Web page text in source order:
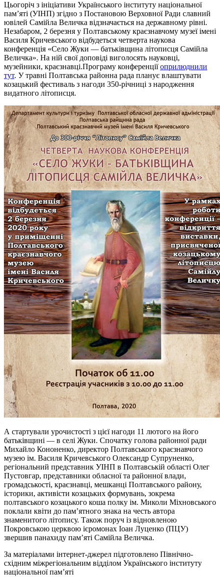
Цьогоріч з ініціативи Українського інституту національної
пам’яті (УІНП) згідно з Постановою Верховної Ради славний
ювілей Самійла Величка відзначається на державному рівні.
Незабаром, 2 березня у Полтавському краєзнавчому музеї імені
Василя Кричевського відбудеться четверта наукова
конференція «Село Жуки — батьківщина літописця Самійла
Величка». На ній свої доповіді виголосять науковці,
музейники, краєзнавці.Програму конференціїоприлюднили
тут. У травні Полтавська районна рада планує влаштувати
козацький фестиваль з нагоди 350-річниці з народження
видатного літописця.
А стартували урочистості з цієї нагоди 11 лютого на його
батьківщині — в селі Жуки. Спочатку голова районної ради
Михайло Кононенко, директор Полтавського краєзнавчого
музею ім. Василя Кричевського Олександр Супруненко,
регіональний представник УІНП в Полтавській області Олег
Пустовгар, представники обласної та районної влади,
громадськості, краєзнавці, мешканці Полтавського району,
історики, активісти козацьких формувань, зокрема
полтавського козацького коша полку ім. Миколи Міхновського
поклали квіти до пам’ятного знака на честь автора
знаменитого літопису. Також поруч із відновленою
Покровською церквою ієромонах Іоан Луценко (ПЦУ)
звершив панахиду пам’яті Самійла Величка.
За матеріалами інтернет-джерел підготовлено Північно-
східним міжрегіональним відділом Українського інституту
національної пам’яті